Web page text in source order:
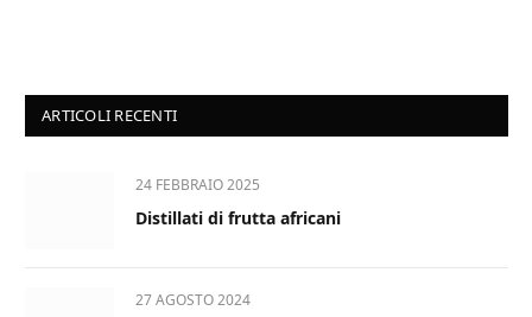
ARTICOLI RECENTI
24 FEBBRAIO 2025
Distillati di frutta africani
27 AGOSTO 2024